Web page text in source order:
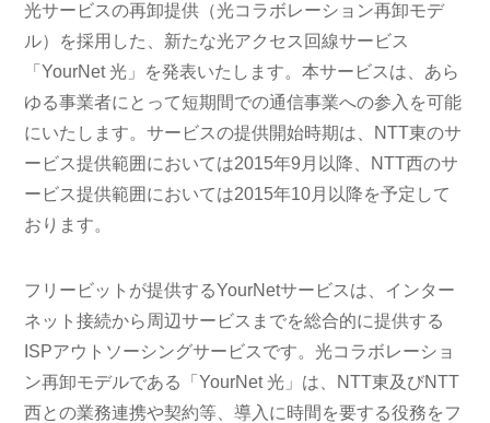
光サービスの再卸提供（光コラボレーション再卸モデ
ル）を採用した、新たな光アクセス回線サービス
「YourNet 光」を発表いたします。本サービスは、あら
ゆる事業者にとって短期間での通信事業への参入を可能
にいたします。サービスの提供開始時期は、NTT東のサ
ービス提供範囲においては2015年9月以降、NTT西のサ
ービス提供範囲においては2015年10月以降を予定して
おります。
フリービットが提供するYourNetサービスは、インター
ネット接続から周辺サービスまでを総合的に提供する
ISPアウトソーシングサービスです。光コラボレーショ
ン再卸モデルである「YourNet 光」は、NTT東及びNTT
西との業務連携や契約等、導入に時間を要する役務をフ